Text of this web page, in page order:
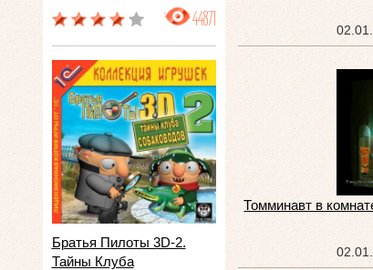
44871
Братья Пилоты 3D-2.
Тайны Клуба
Томминавт в